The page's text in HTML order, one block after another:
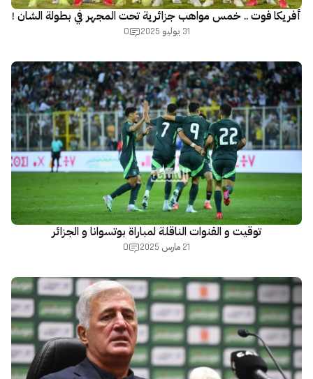
أفريكا فوت .. خمس مواهب جزائرية تحت المجهر في بطولة الشان !
31 يوليو 2025 0
توقيت و القنوات الناقلة لمباراة بوتسوانا و الجزائر
21 مارس 2025 0